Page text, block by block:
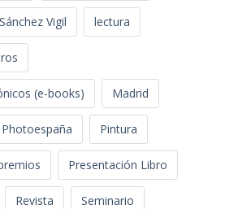
Vigil lectura
(e-books) Madrid
Photoespaña Pintura
Presentación Libro
Revista Seminario